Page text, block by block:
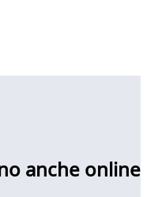
anche online